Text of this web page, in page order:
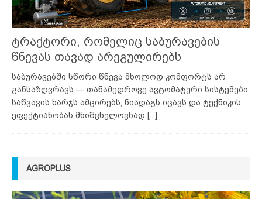
ტრაქტორი, რომელიც საბურავების
წნევას თავად არეგულირებს
საბურავებში სწორი წნევა მხოლოდ კომფორტს არ
განსაზღვრავს — თანამედროვე ავტომატური სისტემები
საწვავის ხარჯს ამცირებს, ნიადაგს იცავს და ტექნიკის
ეფექტიანობას მნიშვნელოვნად [...]
AGROPLUS